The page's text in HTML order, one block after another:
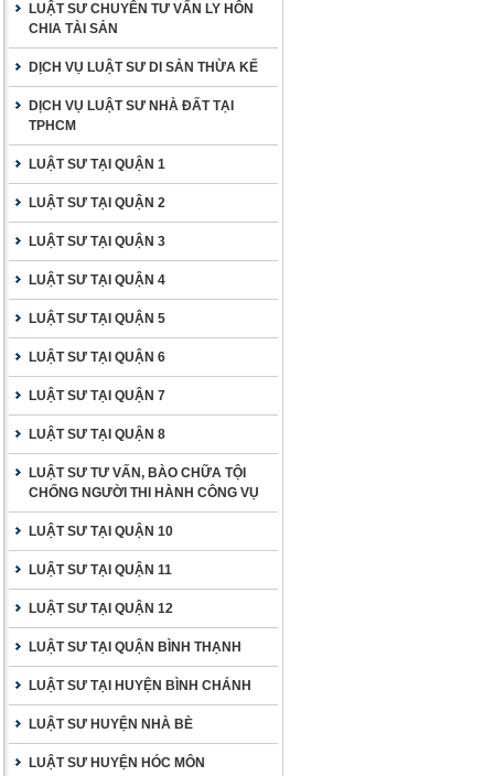
LUẬT SƯ CHUYÊN TƯ VẤN LY HÔN
CHIA TÀI SẢN
DỊCH VỤ LUẬT SƯ DI SẢN THỪA KẾ
DỊCH VỤ LUẬT SƯ NHÀ ĐẤT TẠI
TPHCM
LUẬT SƯ TẠI QUẬN 1
LUẬT SƯ TẠI QUẬN 2
LUẬT SƯ TẠI QUẬN 3
LUẬT SƯ TẠI QUẬN 4
LUẬT SƯ TẠI QUẬN 5
LUẬT SƯ TẠI QUẬN 6
LUẬT SƯ TẠI QUẬN 7
LUẬT SƯ TẠI QUẬN 8
LUẬT SƯ TƯ VẤN, BÀO CHỮA TỘI
CHỐNG NGƯỜI THI HÀNH CÔNG VỤ
LUẬT SƯ TẠI QUẬN 10
LUẬT SƯ TẠI QUẬN 11
LUẬT SƯ TẠI QUẬN 12
LUẬT SƯ TẠI QUẬN BÌNH THẠNH
LUẬT SƯ TẠI HUYỆN BÌNH CHÁNH
LUẬT SƯ HUYỆN NHÀ BÈ
LUẬT SƯ HUYỆN HÓC MÔN